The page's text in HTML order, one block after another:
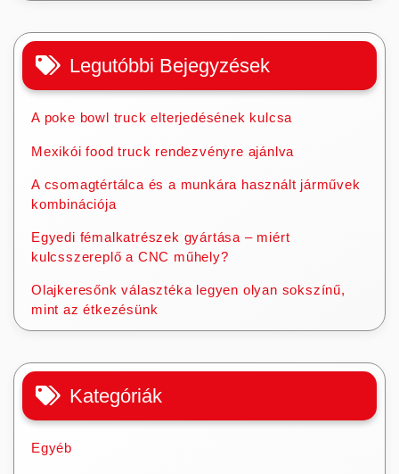
Legutóbbi Bejegyzések
A poke bowl truck elterjedésének kulcsa
Mexikói food truck rendezvényre ajánlva
A csomagtértálca és a munkára használt járművek
kombinációja
Egyedi fémalkatrészek gyártása – miért
kulcsszereplő a CNC műhely?
Olajkeresőnk választéka legyen olyan sokszínű,
mint az étkezésünk
Kategóriák
Egyéb